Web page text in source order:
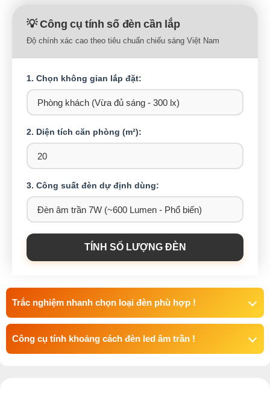
💡 Công cụ tính số đèn cần lắp
Độ chính xác cao theo tiêu chuẩn chiếu sáng Việt Nam
1. Chọn không gian lắp đặt:
2. Diện tích căn phòng (m²):
3. Công suất đèn dự định dùng:
TÍNH SỐ LƯỢNG ĐÈN
Trắc nghiệm nhanh chọn loại đèn phù hợp !
Công cụ tính khoảng cách đèn led âm trần !